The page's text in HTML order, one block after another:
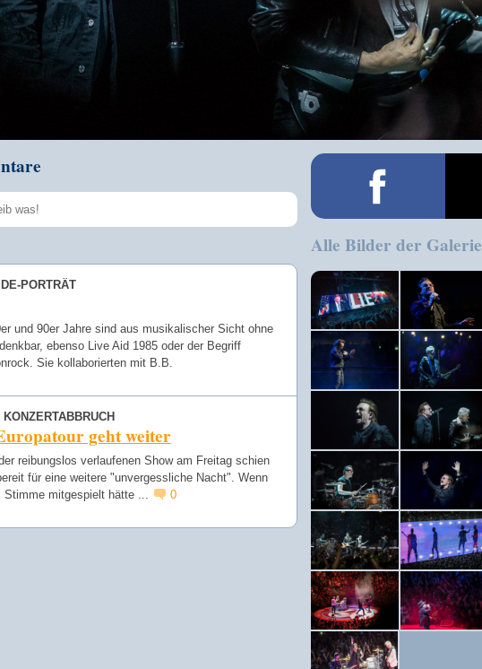
PORTRÄT
und 90er Jahre sind aus musikalischer Sicht ohne
ebenso Live Aid 1985 oder der Begriff
Sie kollaborierten mit B.B.
KONZERTABBRUCH
geht weiter
reibungslos verlaufenen Show am Freitag schien
für eine weitere "unvergessliche Nacht". Wenn
Stimme mitgespielt hätte ...
0
Alle Bilder der Galerie